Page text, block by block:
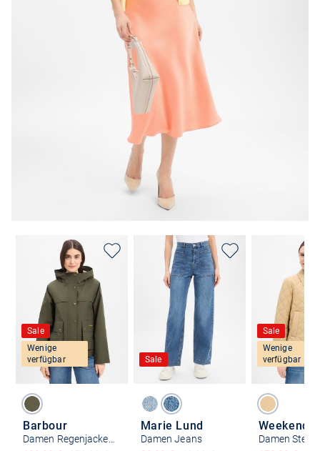
Sale
Wenige
verfügbar
Barbour
Damen Regenjacke - Baythorpe
Sale
Marie Lund
Damen Jeans
Sale
Wenige
verfügbar
Damen